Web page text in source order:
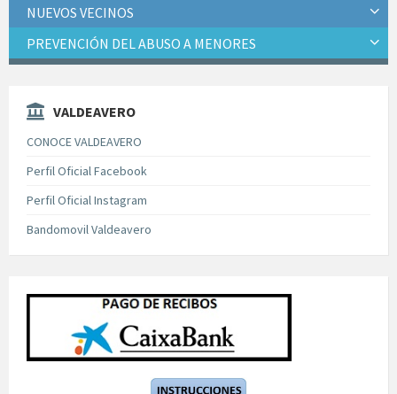
NUEVOS VECINOS
PREVENCIÓN DEL ABUSO A MENORES
VALDEAVERO
CONOCE VALDEAVERO
Perfil Oficial Facebook
Perfil Oficial Instagram
Bandomovil Valdeavero